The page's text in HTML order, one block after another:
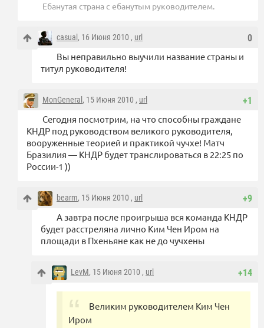
Ебанутая страна с ебанутым руководителем.
0
casual , 16 Июня 2010 , url
Вы неправильно выучили название страны и
титул руководителя!
+1
MonGeneral , 15 Июня 2010 , url
Сегодня посмотрим, на что способны граждане
КНДР под руководством великого руководителя,
вооруженные теорией и практикой чучхе! Матч
Бразилия — КНДР будет транслироваться в 22:25 по
России-1 ))
+9
bearm, 15 Июня 2010 , url
А завтра после проигрыша вся команда КНДР
будет расстреляна лично Ким Чен Иром на
площади в Пхеньяне как не до чучхены
+14
LevM, 15 Июня 2010 , url
Великим руководителем Ким Чен
Иром